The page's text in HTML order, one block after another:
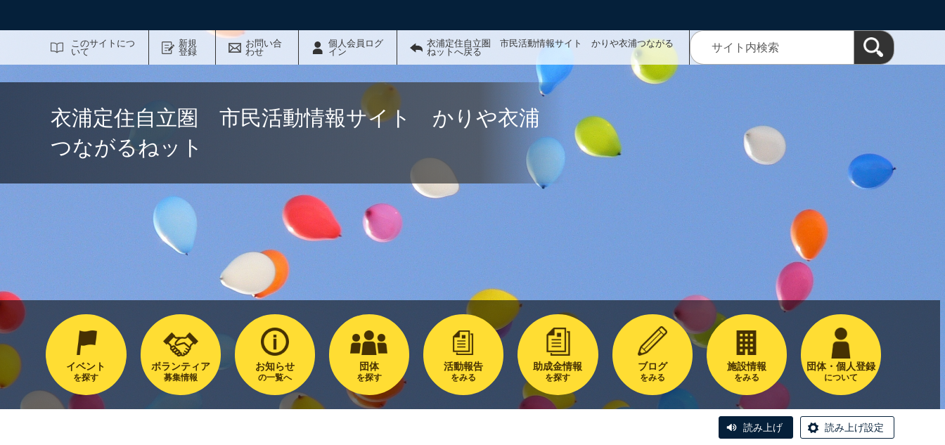
このサイトにつ
いて
新規
登録
お問い合
わせ
個人会員ログ
イン
衣浦定住自立圏 市民活動情報サイト かりや衣浦つながる
ねットへ戻る
衣浦定住自立圏 市民活動情報サイト かりや衣浦
つながるねット
イベント
を探す
ボランティア
募集情報
お知らせ
の一覧へ
団体
を探す
活動報告
をみる
助成金情報
を探す
ブログ
をみる
施設情報
をみる
団体・個人登録
について
読み上げ 読み上げ設定